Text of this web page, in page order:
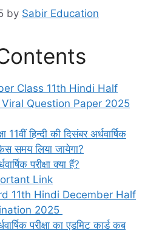
by Sabir Education
Class 11th Hindi Half
Question Paper 2025
11वीं हिन्दी की दिसंबर अर्धवार्षिक
समय लिया जायेगा?
परीक्षा क्या हैं?
Link
11th Hindi December Half
2025
परीक्षा का एडमिट कार्ड कब